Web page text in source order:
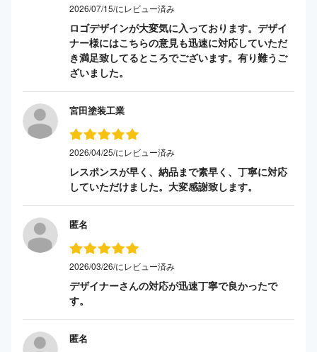
2026/07/15/にレビュー済み
ロゴデザインが大変気に入っております。デザイ
ナー様にはこちらの意見も迅速に対応していただ
き満足致してるところでございます。有り難うご
ざいました。
宮田塗装工業
2026/04/25/にレビュー済み
レスポンスが早く、納品まで素早く、丁寧に対応
していただけました。大変感謝致します。
匿名
2026/03/26/にレビュー済み
デザイナーさんの対応が迅速丁寧で良かったで
す。
匿名